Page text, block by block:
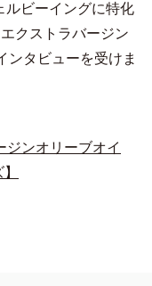
ルビーイングに特化
エクストラバージン
ンタビューを受けま
ジンオリーブオイ